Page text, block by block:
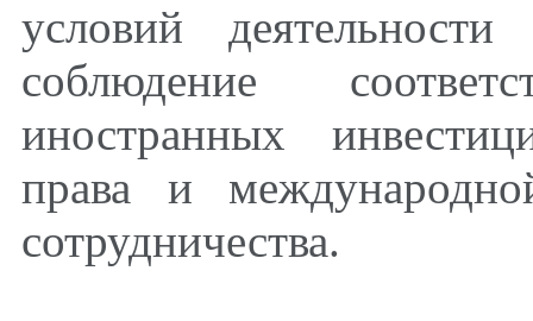
условий
соблюдение
иностранных
права и
сотрудничества.